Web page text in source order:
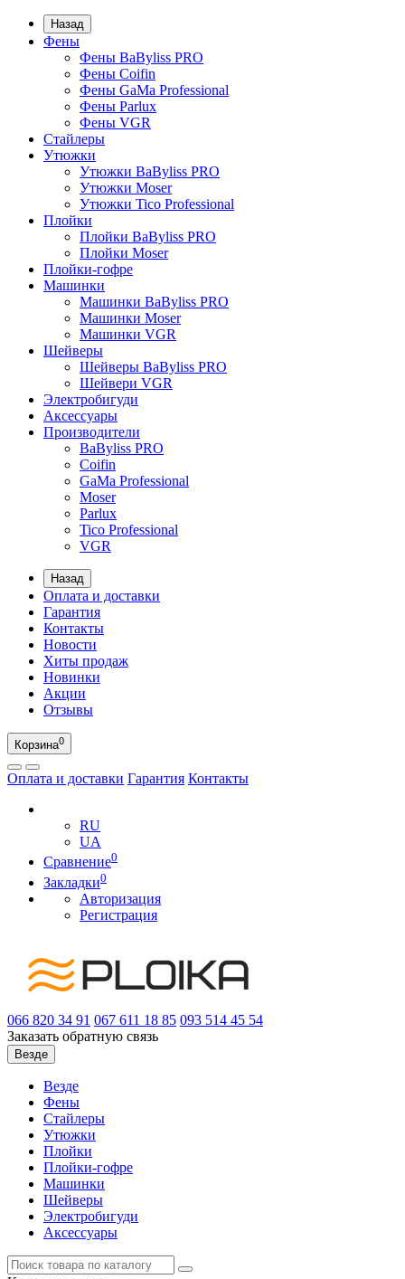
Назад
Фены
Фены BaByliss PRO
Фены Coifin
Фены GaMa Professional
Фены Parlux
Фены VGR
Стайлеры
Утюжки
Утюжки BaByliss PRO
Утюжки Moser
Утюжки Tico Professional
Плойки
Плойки BaByliss PRO
Плойки Moser
Плойки-гофре
Машинки
Машинки BaByliss PRO
Машинки Moser
Машинки VGR
Шейверы
Шейверы BaByliss PRO
Шейвери VGR
Электробигуди
Аксессуары
Производители
BaByliss PRO
Coifin
GaMa Professional
Moser
Parlux
Tico Professional
VGR
Назад
Оплата и доставки
Гарантия
Контакты
Новости
Хиты продаж
Новинки
Акции
Отзывы
Корзина0
Оплата и доставки Гарантия Контакты
RU
UA
Сравнение0
Закладки0
Авторизация
Регистрация
066 820 34 91 067 611 18 85 093 514 45 54
Заказать обратную связь
Везде
Везде
Фены
Стайлеры
Утюжки
Плойки
Плойки-гофре
Машинки
Шейверы
Электробигуди
Аксессуары